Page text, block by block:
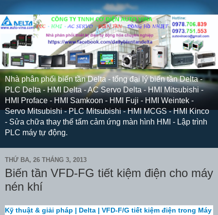
Nhà phân phối biến tần Delta - tổng đại lý biến tần Delta -
PLC Delta - HMI Delta - AC Servo Delta - HMI Mitsubishi -
HMI Proface - HMI Samkoon - HMI Fuji - HMI Weintek -
Servo Mitsubishi - PLC Mitsubishi - HMI MCGS - HMI Kinco
- Sửa chữa thay thế tấm cảm ứng màn hình HMI - Lập trình
PLC máy tự động.
THỨ BA, 26 THÁNG 3, 2013
Biến tần VFD-FG tiết kiệm điện cho máy
nén khí
Kỹ thuật & giải pháp | Delta | VFD-F/G tiết kiệm điện trong Máy